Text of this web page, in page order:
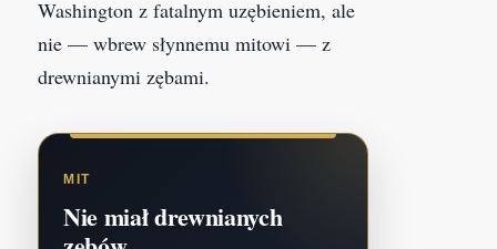
Washington z fatalnym uzębieniem, ale
nie — wbrew słynnemu mitowi — z
drewnianymi zębami.
MIT
Nie miał drewnianych